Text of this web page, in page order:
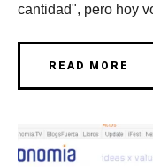
cantidad", pero hoy
READ MORE